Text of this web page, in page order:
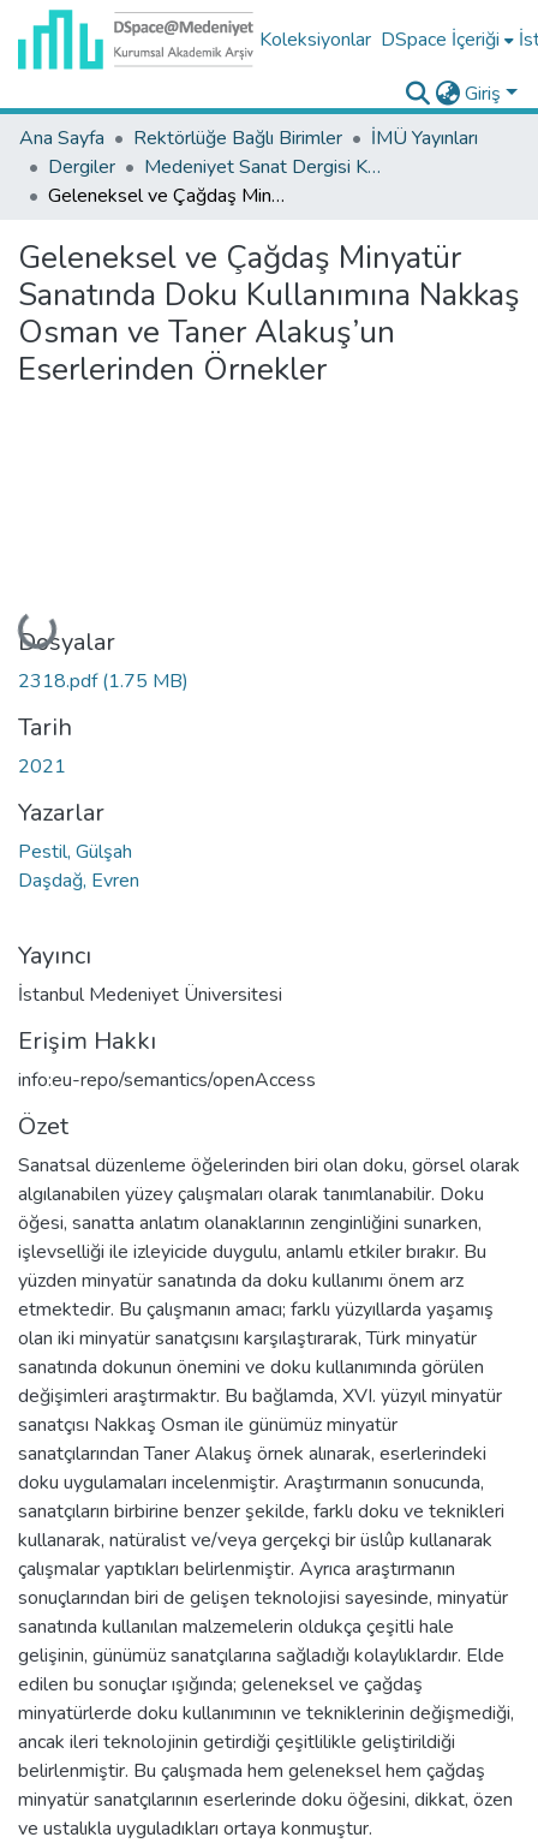
Koleksiyonlar DSpace İçeriği
Giriş
Ana Sayfa
Rektörlüğe Bağlı Birimler
İMÜ Yayınları
Dergiler
Medeniyet Sanat Dergisi Koleksiyonu
Geleneksel ve Çağdaş Minyatür Sanatında Doku Kullanımına Nakkaş Osman ve Taner Alakuş’un Eserlerinden Örnekler
Geleneksel ve Çağdaş Minyatür
Sanatında Doku Kullanımına Nakkaş
Osman ve Taner Alakuş’un
Eserlerinden Örnekler
Yükleniyor...
Dosyalar
2318.pdf(1.75 MB)
Tarih
2021
Yazarlar
Pestil, Gülşah
Daşdağ, Evren
Yayıncı
İstanbul Medeniyet Üniversitesi
Erişim Hakkı
info:eu-repo/semantics/openAccess
Özet
Sanatsal düzenleme öğelerinden biri olan doku, görsel olarak
algılanabilen yüzey çalışmaları olarak tanımlanabilir. Doku
öğesi, sanatta anlatım olanaklarının zenginliğini sunarken,
işlevselliği ile izleyicide duygulu, anlamlı etkiler bırakır. Bu
yüzden minyatür sanatında da doku kullanımı önem arz
etmektedir. Bu çalışmanın amacı; farklı yüzyıllarda yaşamış
olan iki minyatür sanatçısını karşılaştırarak, Türk minyatür
sanatında dokunun önemini ve doku kullanımında görülen
değişimleri araştırmaktır. Bu bağlamda, XVI. yüzyıl minyatür
sanatçısı Nakkaş Osman ile günümüz minyatür
sanatçılarından Taner Alakuş örnek alınarak, eserlerindeki
doku uygulamaları incelenmiştir. Araştırmanın sonucunda,
sanatçıların birbirine benzer şekilde, farklı doku ve teknikleri
kullanarak, natüralist ve/veya gerçekçi bir üslûp kullanarak
çalışmalar yaptıkları belirlenmiştir. Ayrıca araştırmanın
sonuçlarından biri de gelişen teknolojisi sayesinde, minyatür
sanatında kullanılan malzemelerin oldukça çeşitli hale
gelişinin, günümüz sanatçılarına sağladığı kolaylıklardır. Elde
edilen bu sonuçlar ışığında; geleneksel ve çağdaş
minyatürlerde doku kullanımının ve tekniklerinin değişmediği,
ancak ileri teknolojinin getirdiği çeşitlilikle geliştirildiği
belirlenmiştir. Bu çalışmada hem geleneksel hem çağdaş
minyatür sanatçılarının eserlerinde doku öğesini, dikkat, özen
ve ustalıkla uyguladıkları ortaya konmuştur.